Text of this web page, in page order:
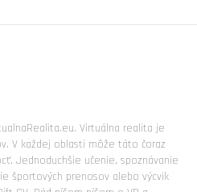
Virtuálna realita je
V každej oblasti môže táto čoraz
Jednoduchšie učenie, spoznávanie
športových prenosov alebo výcvik